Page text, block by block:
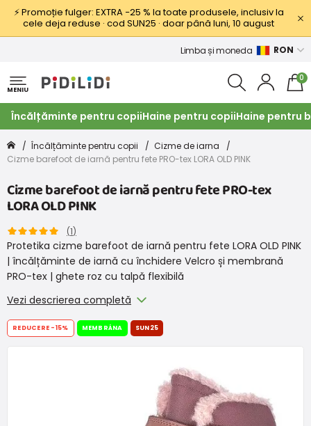
⚡ Promoție fulger: EXTRA −25 % la toate produsele, inclusiv la
cele deja reduse · cod SUN25 · doar până luni, 10 august
Limba și moneda RON
MENIU
0
Încălțăminte pentru copiiHaine pentru copiiHaine pentru
Încălțăminte pentru copii
Cizme de iarna
Cizme barefoot de iarnă pentru fete PRO-tex LORA OLD PINK
Cizme barefoot de iarnă pentru fete PRO-tex
LORA OLD PINK
(1)
Protetika cizme barefoot de iarnă pentru fete LORA OLD PINK
| încălțăminte de iarnă cu închidere Velcro și membrană
PRO-tex | ghete roz cu talpă flexibilă
Vezi descrierea completă
REDUCERE -15% MEMBRÁNA SUN25